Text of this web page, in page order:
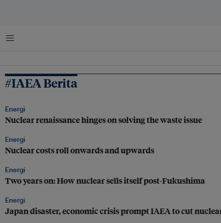
Menu
#IAEA Berita
Energi
Nuclear renaissance hinges on solving the waste issue
Energi
Nuclear costs roll onwards and upwards
Energi
Two years on: How nuclear sells itself post-Fukushima
Energi
Japan disaster, economic crisis prompt IAEA to cut